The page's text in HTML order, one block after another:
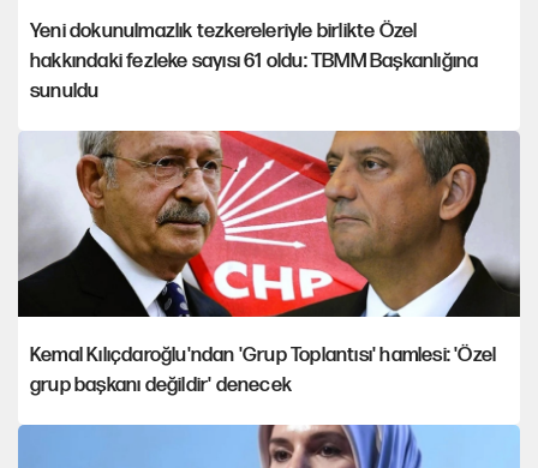
Yeni dokunulmazlık tezkereleriyle birlikte Özel
hakkındaki fezleke sayısı 61 oldu: TBMM Başkanlığına
sunuldu
Kemal Kılıçdaroğlu'ndan 'Grup Toplantısı' hamlesi: 'Özel
grup başkanı değildir' denecek